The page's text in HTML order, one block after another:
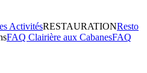
ActivitésRESTAURATIONResto
FAQ Clairière aux CabanesFAQ